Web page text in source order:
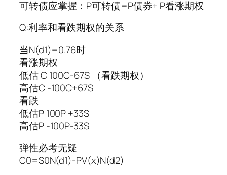
可转债应掌握：P可转债=P债券+ P看涨期权
Q:利率和看跌期权的关系
当N(d1)=0.76时
看涨期权
低估 C 100C-67S （看跌期权）
高估C -100C+67S
看跌
低估P 100P +33S
高估P -100P-33S
弹性必考无疑
C0=S0N(d1)-PV(x)N(d2)